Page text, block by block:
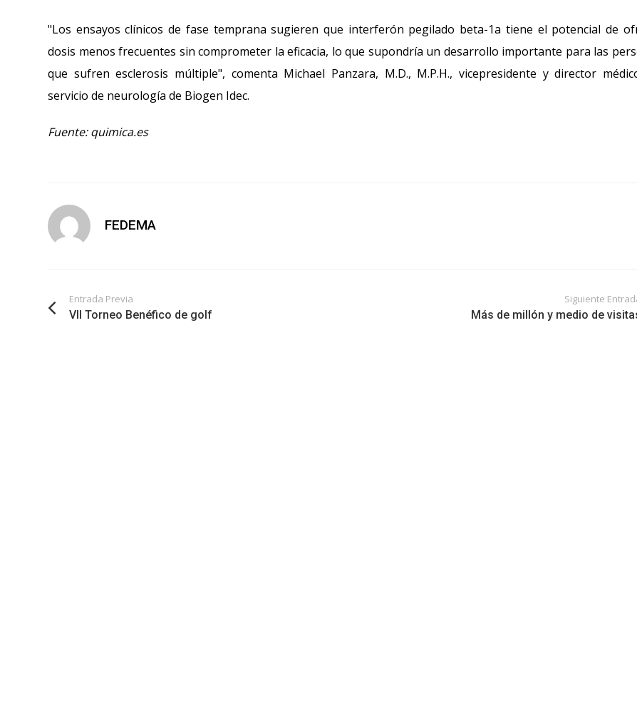
"Los ensayos clínicos de fase temprana sugieren que interferón pegilado beta-1a tiene el potencial de
dosis menos frecuentes sin comprometer la eficacia, lo que supondría un desarrollo importante para las
que sufren esclerosis múltiple", comenta Michael Panzara, M.D., M.P.H., vicepresidente y director
servicio de neurología de Biogen Idec.
Fuente: quimica.es
FEDEMA
Entrada Previa
VII Torneo Benéfico de golf
Siguiente
Más de millón y medio de